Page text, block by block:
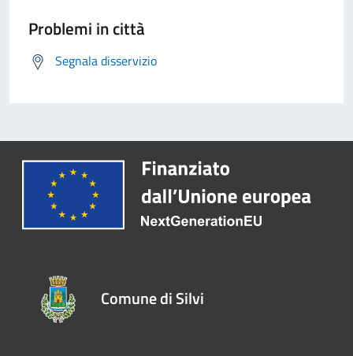
Problemi in città
Segnala disservizio
Comune di Silvi